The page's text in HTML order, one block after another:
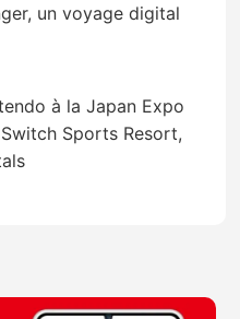
un voyage digital
à la Japan Expo
Sports Resort,